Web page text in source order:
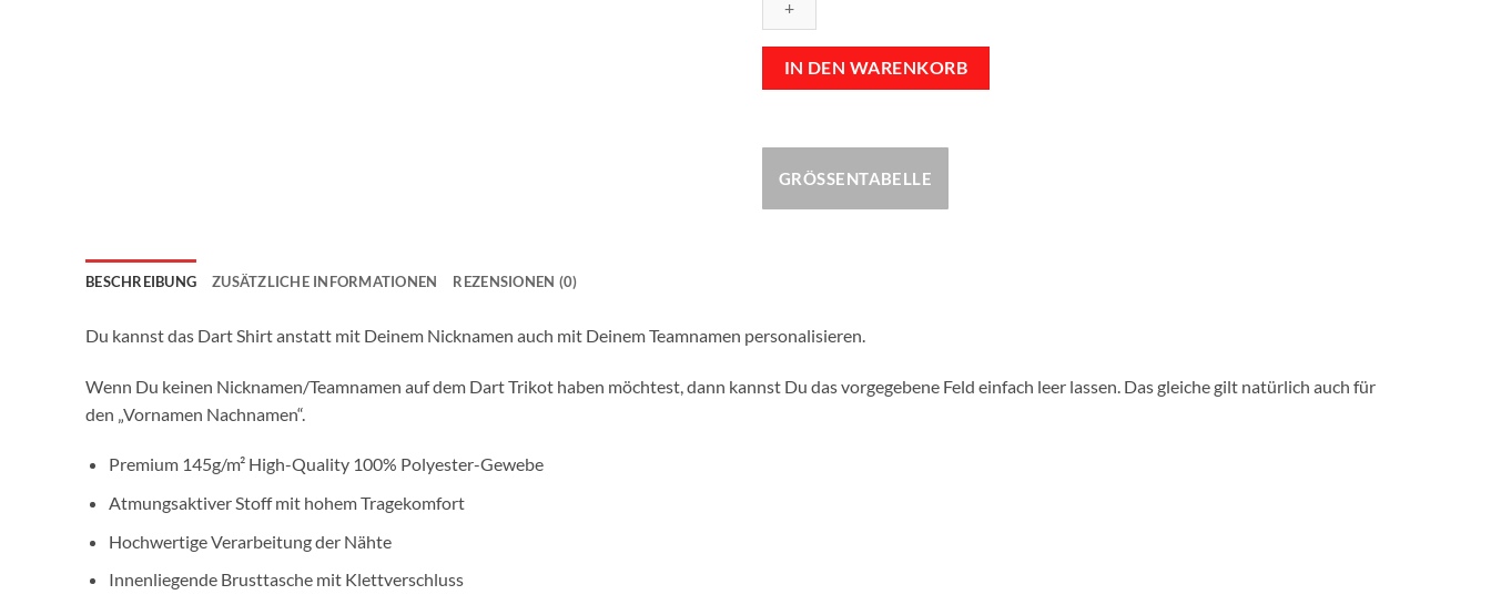
Gignat
IN DEN WARENKORB
GRÖSSENTABELLE
BESCHREIBUNG ZUSÄTZLICHE INFORMATIONEN REZENSIONEN (0)
Du kannst das Dart Shirt anstatt mit Deinem Nicknamen auch mit Deinem Teamnamen personalisieren.
Wenn Du keinen Nicknamen/Teamnamen auf dem Dart Trikot haben möchtest, dann kannst Du das vorgegebene Feld einfach leer lassen. Das gleiche gilt natürlich auch für
den „Vornamen Nachnamen“.
Premium 145g/m² High-Quality 100% Polyester-Gewebe
Atmungsaktiver Stoff mit hohem Tragekomfort
Hochwertige Verarbeitung der Nähte
Innenliegende Brusttasche mit Klettverschluss